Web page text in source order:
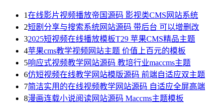
1在线影片视频播放帝国源码 影视类CMS网站系统
2短剧分享与搜索系统网站源码 带后台 可以增删改
32025短视频在线播放模板T29 苹果CMS精品主题
4苹果cms教学视频网站主题 价值上百元的模板
5响应式视频教学网站源码 教培行业maccms主题
6仿短视频在线教学网站模版源码 前端自适应双主题
7简洁实用的在线视频教学网站源码 自适应全屏高端
8漫画连载小说阅读网站源码 Maccms主题模板